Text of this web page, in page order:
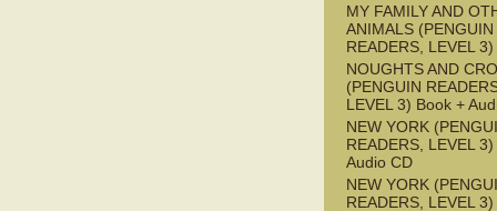
MY FAMILY AND
ANIMALS (PENGUIN
READERS, LEVEL
NOUGHTS AND
(PENGUIN
LEVEL 3) Book +
NEW YORK
READERS, LEVEL
Audio CD
NEW YORK
READERS, LEVEL